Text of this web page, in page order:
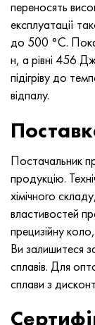
переносять
експлуатації
до 500 °C.
н, а рівні 456
підігріву до
відпалу.
Постачальник
продукцію.
хімічного
властивостей
прецизійну
Ви залишитеся
сплавів. Для
сплави з
Нимоник 90
Нимоник 263
Haynes 25
Хастеллой b2
Хастеллой b3
Хастеллой c4
Хастеллой c22
Труба
Лист, круг,
AM-350 - ams
AM-355 - ams
Сustom 450® -
45Х14Н14В2М
50Х14МФ
65Х13
ас35г2,
38х2н2ма,
40хн2ма,
38ХН3МФА,
40Г, 40Mn4,
38ХМ,
40ХН, 36NiCr6,